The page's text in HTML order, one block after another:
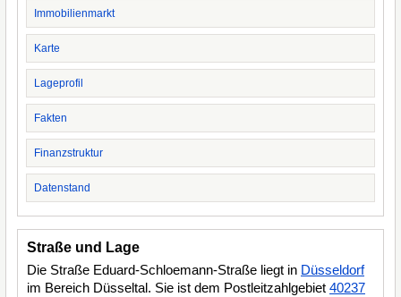
Immobilienmarkt
Karte
Lageprofil
Fakten
Finanzstruktur
Datenstand
Straße und Lage
Die Straße Eduard-Schloemann-Straße liegt in Düsseldorf
im Bereich Düsseltal. Sie ist dem Postleitzahlgebiet 40237